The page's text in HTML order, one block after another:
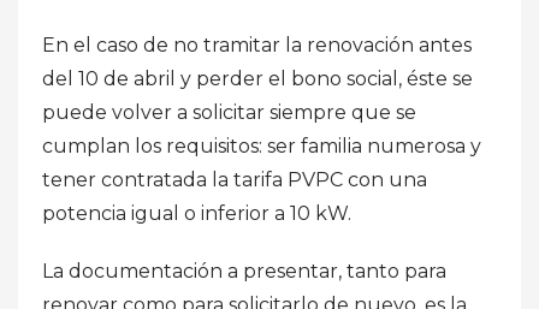
En el caso de no tramitar la renovación antes
del 10 de abril y perder el bono social, éste se
puede volver a solicitar siempre que se
cumplan los requisitos: ser familia numerosa y
tener contratada la tarifa PVPC con una
potencia igual o inferior a 10 kW.
La documentación a presentar, tanto para
renovar como para solicitarlo de nuevo, es la